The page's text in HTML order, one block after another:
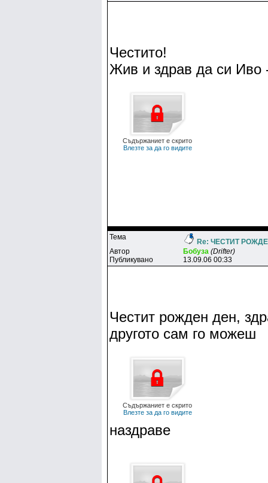
Честито!
Жив и здрав да си Иво
Съдържаниет е скрито
Влезте за да го видите
Тема
Re: ЧЕСТИТ
Автор
Бoбyзa (Drifter)
Публикувано
13.09.06 00:33
Честит рожден ден,
другото сам го можеш
Съдържаниет е скрито
Влезте за да го видите
наздраве